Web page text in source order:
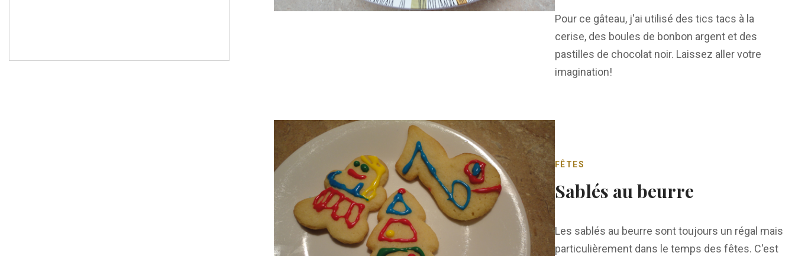
Pour ce gâteau, j'ai utilisé des tics tacs à la
cerise, des boules de bonbon argent et des
pastilles de chocolat noir. Laissez aller votre
imagination!
FÊTES
Sablés au beurre
Les sablés au beurre sont toujours un régal mais
particulièrement dans le temps des fêtes. C'est